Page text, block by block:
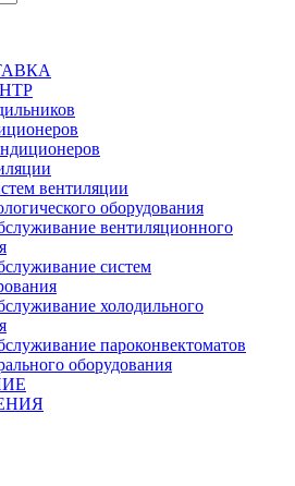
вентиляции
оборудования
вентиляционного
систем
холодильного
пароконвектоматов
оборудования